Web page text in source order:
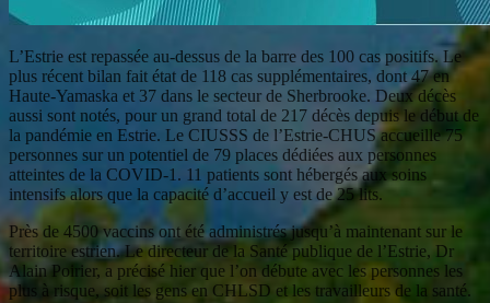
L’Estrie est repassée au-dessus de la barre des 100 cas positifs. Le
plus récent bilan fait état de 118 cas supplémentaires, dont 47 en
Haute-Yamaska et 37 dans le secteur de Sherbrooke. Deux décès
aussi sont notés, pour un grand total de 217 décès depuis le début de
la pandémie en Estrie. Le CIUSSS de l’Estrie-CHUS accueille 75
personnes sur un potentiel de 79 places dédiées aux personnes
atteintes de la COVID-1. 11 patients sont hébergés aux soins
intensifs alors que la capacité d’accueil y est de 25 lits.
Près de 4500 vaccins ont été administrés jusqu’à maintenant sur le
territoire estrien. Le directeur de la Santé publique de l’Estrie, Dr
Alain Poirier, a précisé hier que l’on débute avec les personnes les
plus à risque, soit les gens en CHLSD et les travailleurs de la santé.